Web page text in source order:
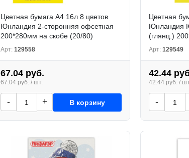
Цветная бумага А4 16л 8 цветов
Юнландия 2-сторонняя офсетная
200*280мм на скобе (20/80)
Арт: 129558
67.04 руб.
67.04 руб. / шт.
- + В корзину
Цветная
Юнландия
(глянц.)
Арт: 129549
42.44
42.44 руб. /
-